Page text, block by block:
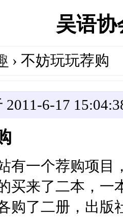
吴语
› 不妨玩玩荐购
6-17
有一个荐购项目
买来了二本，一
购了二册，出版